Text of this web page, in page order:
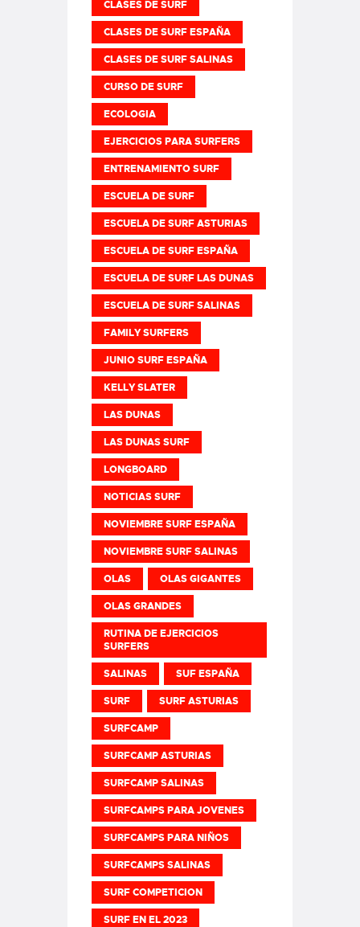
CLASES DE SURF
CLASES DE SURF ESPAÑA
CLASES DE SURF SALINAS
CURSO DE SURF
ECOLOGIA
EJERCICIOS PARA SURFERS
ENTRENAMIENTO SURF
ESCUELA DE SURF
ESCUELA DE SURF ASTURIAS
ESCUELA DE SURF ESPAÑA
ESCUELA DE SURF LAS DUNAS
ESCUELA DE SURF SALINAS
FAMILY SURFERS
JUNIO SURF ESPAÑA
KELLY SLATER
LAS DUNAS
LAS DUNAS SURF
LONGBOARD
NOTICIAS SURF
NOVIEMBRE SURF ESPAÑA
NOVIEMBRE SURF SALINAS
OLAS OLAS GIGANTES
OLAS GRANDES
RUTINA DE EJERCICIOS
SURFERS
SALINAS SUF ESPAÑA
SURF SURF ASTURIAS
SURFCAMP
SURFCAMP ASTURIAS
SURFCAMP SALINAS
SURFCAMPS PARA JOVENES
SURFCAMPS PARA NIÑOS
SURFCAMPS SALINAS
SURF COMPETICION
SURF EN EL 2023